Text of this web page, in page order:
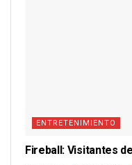
ENTRETENIMIENTO
Fireball: Visitantes